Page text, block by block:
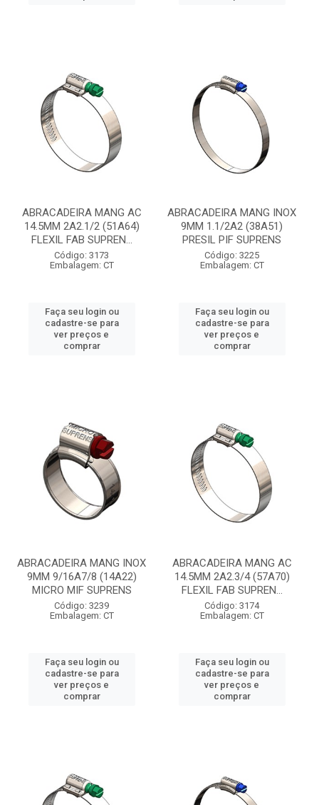
ABRACADEIRA MANG AC
14.5MM 2A2.1/2 (51A64)
FLEXIL FAB SUPREN...
Código: 3173
Embalagem: CT
Faça seu login ou
cadastre-se para
ver preços e
comprar
ABRACADEIRA MANG INOX
9MM 1.1/2A2 (38A51)
PRESIL PIF SUPRENS
Código: 3225
Embalagem: CT
Faça seu login ou
cadastre-se para
ver preços e
comprar
ABRACADEIRA MANG INOX
9MM 9/16A7/8 (14A22)
MICRO MIF SUPRENS
Código: 3239
Embalagem: CT
Faça seu login ou
cadastre-se para
ver preços e
comprar
ABRACADEIRA MANG AC
14.5MM 2A2.3/4 (57A70)
FLEXIL FAB SUPREN...
Código: 3174
Embalagem: CT
Faça seu login ou
cadastre-se para
ver preços e
comprar